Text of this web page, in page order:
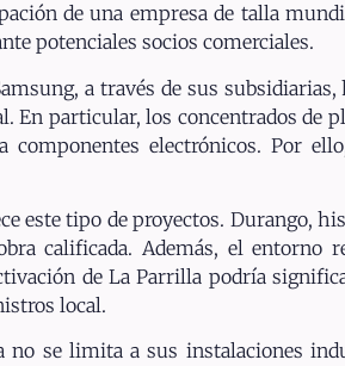
de una empresa de talla
potenciales socios comerciales.
a través de sus
En particular, los concentrados de
componentes electrónicos. Por
este tipo de proyectos. Durango,
calificada. Además, el entorno
de La Parrilla podría
local.
no se limita a sus instalaciones